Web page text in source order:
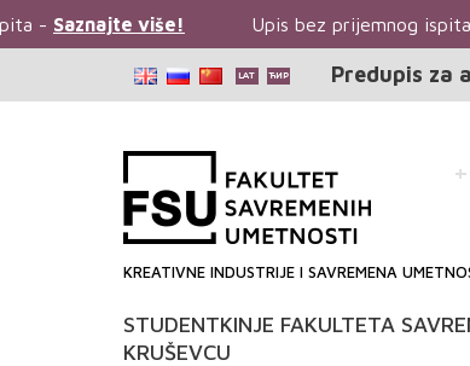
- Saznajte više! Upis bez prijemnog ispita -
Predupis za
KREATIVNE INDUSTRIJE I SAVREMENA
STUDENTKINJE FAKULTETA
KRUŠEVCU